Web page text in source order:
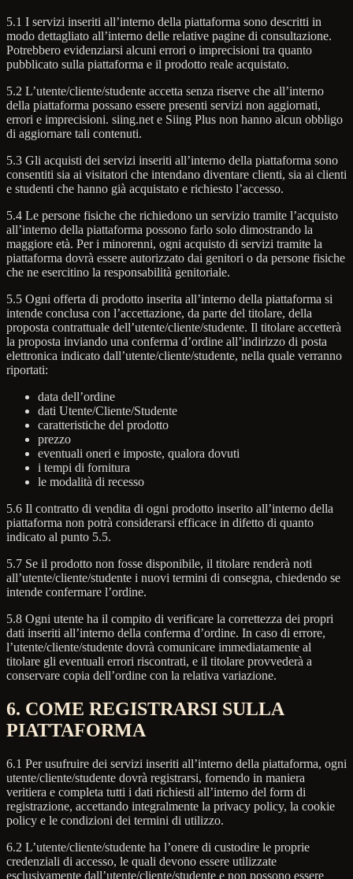
5.1 I servizi inseriti all’interno della piattaforma sono descritti in
modo dettagliato all’interno delle relative pagine di consultazione.
Potrebbero evidenziarsi alcuni errori o imprecisioni tra quanto
pubblicato sulla piattaforma e il prodotto reale acquistato.
5.2 L’utente/cliente/studente accetta senza riserve che all’interno
della piattaforma possano essere presenti servizi non aggiornati,
errori e imprecisioni. siing.net e Siing Plus non hanno alcun obbligo
di aggiornare tali contenuti.
5.3 Gli acquisti dei servizi inseriti all’interno della piattaforma sono
consentiti sia ai visitatori che intendano diventare clienti, sia ai clienti
e studenti che hanno già acquistato e richiesto l’accesso.
5.4 Le persone fisiche che richiedono un servizio tramite l’acquisto
all’interno della piattaforma possono farlo solo dimostrando la
maggiore età. Per i minorenni, ogni acquisto di servizi tramite la
piattaforma dovrà essere autorizzato dai genitori o da persone fisiche
che ne esercitino la responsabilità genitoriale.
5.5 Ogni offerta di prodotto inserita all’interno della piattaforma si
intende conclusa con l’accettazione, da parte del titolare, della
proposta contrattuale dell’utente/cliente/studente. Il titolare accetterà
la proposta inviando una conferma d’ordine all’indirizzo di posta
elettronica indicato dall’utente/cliente/studente, nella quale verranno
riportati:
data dell’ordine
dati Utente/Cliente/Studente
caratteristiche del prodotto
prezzo
eventuali oneri e imposte, qualora dovuti
i tempi di fornitura
le modalità di recesso
5.6 Il contratto di vendita di ogni prodotto inserito all’interno della
piattaforma non potrà considerarsi efficace in difetto di quanto
indicato al punto 5.5.
5.7 Se il prodotto non fosse disponibile, il titolare renderà noti
all’utente/cliente/studente i nuovi termini di consegna, chiedendo se
intende confermare l’ordine.
5.8 Ogni utente ha il compito di verificare la correttezza dei propri
dati inseriti all’interno della conferma d’ordine. In caso di errore,
l’utente/cliente/studente dovrà comunicare immediatamente al
titolare gli eventuali errori riscontrati, e il titolare provvederà a
conservare copia dell’ordine con la relativa variazione.
6. COME REGISTRARSI SULLA
PIATTAFORMA
6.1 Per usufruire dei servizi inseriti all’interno della piattaforma, ogni
utente/cliente/studente dovrà registrarsi, fornendo in maniera
veritiera e completa tutti i dati richiesti all’interno del form di
registrazione, accettando integralmente la privacy policy, la cookie
policy e le condizioni dei termini di utilizzo.
6.2 L’utente/cliente/studente ha l’onere di custodire le proprie
credenziali di accesso, le quali devono essere utilizzate
esclusivamente dall’utente/cliente/studente e non possono essere